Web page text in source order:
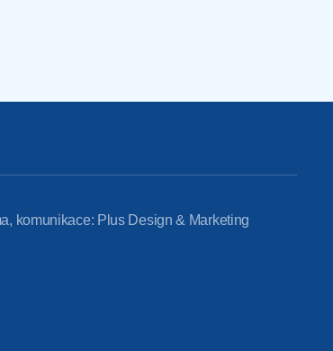
komunikace: Plus Design & Marketing